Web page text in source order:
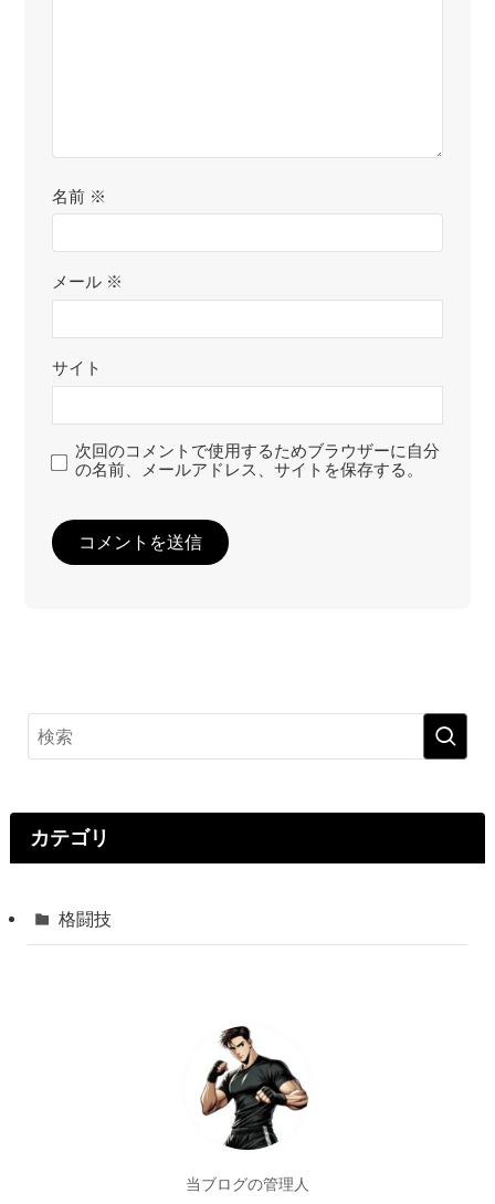
名前 ※
メール ※
サイト
次回のコメントで使用するためブラウザーに自分
の名前、メールアドレス、サイトを保存する。
カテゴリ
格闘技
当ブログの管理人